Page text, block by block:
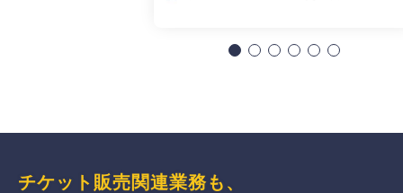
チケット販売関連業務も、